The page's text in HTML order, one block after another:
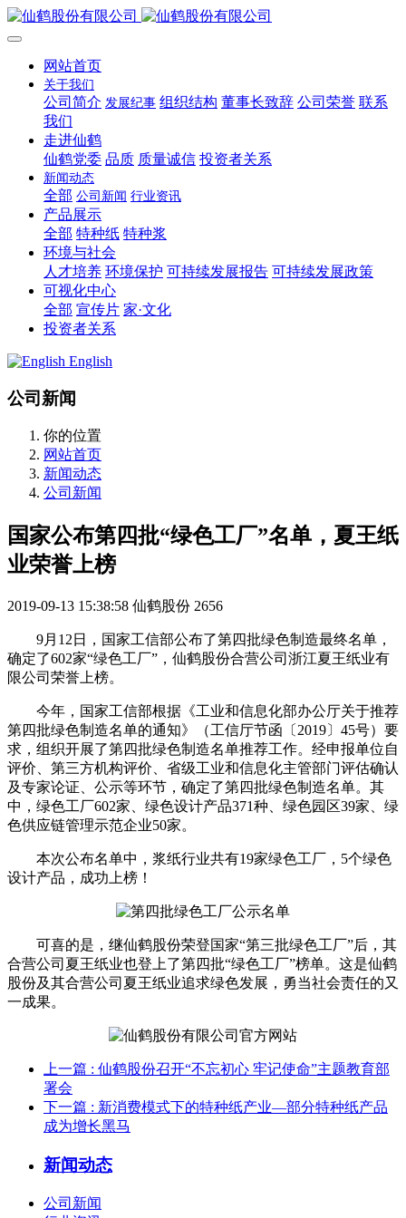
网站首页
关于我们
公司简介 发展纪事 组织结构 董事长致辞 公司荣誉 联系
我们
走进仙鹤
仙鹤党委 品质 质量诚信 投资者关系
新闻动态
全部 公司新闻 行业资讯
产品展示
全部 特种纸 特种浆
环境与社会
人才培养 环境保护 可持续发展报告 可持续发展政策
可视化中心
全部 宣传片 家·文化
投资者关系
English
公司新闻
你的位置
网站首页
新闻动态
公司新闻
国家公布第四批“绿色工厂”名单，夏王纸
业荣誉上榜
2019-09-13 15:38:58 仙鹤股份 2656
9月12日，国家工信部公布了第四批绿色制造最终名单，
确定了602家“绿色工厂”，仙鹤股份合营公司浙江夏王纸业有
限公司荣誉上榜。
今年，国家工信部根据《工业和信息化部办公厅关于推荐
第四批绿色制造名单的通知》（工信厅节函〔2019〕45号）要
求，组织开展了第四批绿色制造名单推荐工作。经申报单位自
评价、第三方机构评价、省级工业和信息化主管部门评估确认
及专家论证、公示等环节，确定了第四批绿色制造名单。其
中，绿色工厂602家、绿色设计产品371种、绿色园区39家、绿
色供应链管理示范企业50家。
本次公布名单中，浆纸行业共有19家绿色工厂，5个绿色
设计产品，成功上榜！
可喜的是，继仙鹤股份荣登国家“第三批绿色工厂”后，其
合营公司夏王纸业也登上了第四批“绿色工厂”榜单。这是仙鹤
股份及其合营公司夏王纸业追求绿色发展，勇当社会责任的又
一成果。
上一篇 : 仙鹤股份召开“不忘初心 牢记使命”主题教育部
署会
下一篇 : 新消费模式下的特种纸产业—部分特种纸产品
成为增长黑马
新闻动态
公司新闻